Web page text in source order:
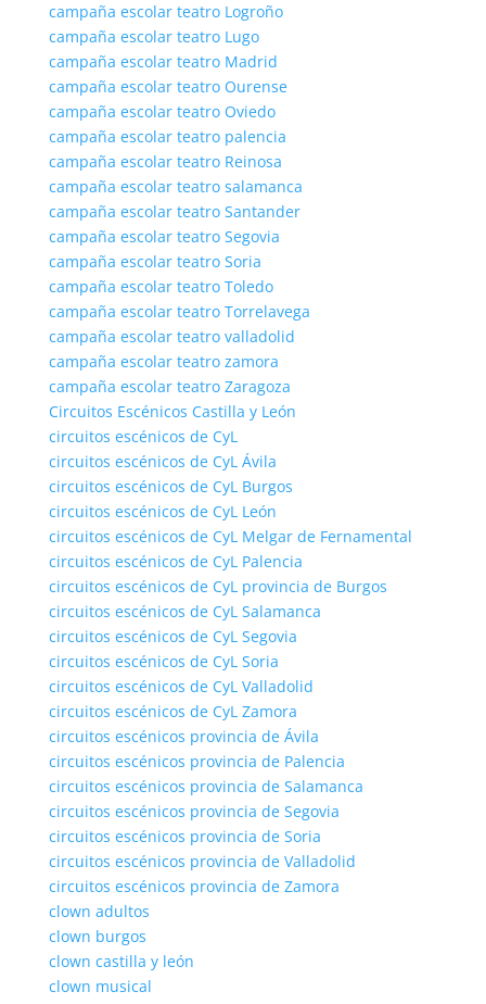
campaña escolar teatro Logroño
campaña escolar teatro Lugo
campaña escolar teatro Madrid
campaña escolar teatro Ourense
campaña escolar teatro Oviedo
campaña escolar teatro palencia
campaña escolar teatro Reinosa
campaña escolar teatro salamanca
campaña escolar teatro Santander
campaña escolar teatro Segovia
campaña escolar teatro Soria
campaña escolar teatro Toledo
campaña escolar teatro Torrelavega
campaña escolar teatro valladolid
campaña escolar teatro zamora
campaña escolar teatro Zaragoza
Circuitos Escénicos Castilla y León
circuitos escénicos de CyL
circuitos escénicos de CyL Ávila
circuitos escénicos de CyL Burgos
circuitos escénicos de CyL León
circuitos escénicos de CyL Melgar de Fernamental
circuitos escénicos de CyL Palencia
circuitos escénicos de CyL provincia de Burgos
circuitos escénicos de CyL Salamanca
circuitos escénicos de CyL Segovia
circuitos escénicos de CyL Soria
circuitos escénicos de CyL Valladolid
circuitos escénicos de CyL Zamora
circuitos escénicos provincia de Ávila
circuitos escénicos provincia de Palencia
circuitos escénicos provincia de Salamanca
circuitos escénicos provincia de Segovia
circuitos escénicos provincia de Soria
circuitos escénicos provincia de Valladolid
circuitos escénicos provincia de Zamora
clown adultos
clown burgos
clown castilla y león
clown musical